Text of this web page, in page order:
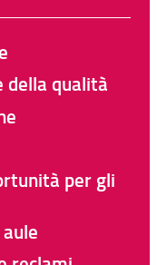
della qualità
per gli